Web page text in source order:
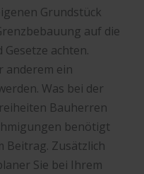
Grundstück
auf die
achten.
anderem ein
Was bei der
Bauherren
benötigt
Beitrag. Zusätzlich
Sie bei Ihrem